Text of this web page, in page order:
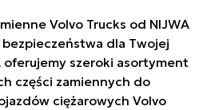
Volvo Trucks od NIJWA
dla Twojej
oferujemy szeroki asortyment
części zamiennych do
ciężarowych Volvo